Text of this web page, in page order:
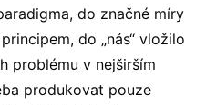
do značné míry
do „nás“ vložilo
problému v nejširším
produkovat pouze